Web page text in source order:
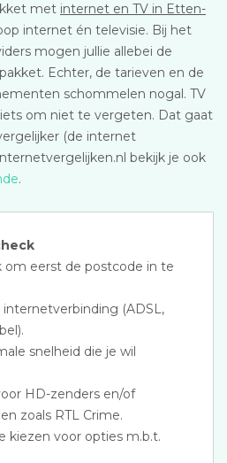
met internet en TV in Etten-
internet én televisie. Bij het
mogen jullie allebei de
Echter, de tarieven en de
schommelen nogal. TV
om niet te vergeten. Dat gaat
(de internet
bekijk je ook
.
om eerst de postcode in te
(ADSL,
snelheid die je wil
HD-zenders en/of
zoals RTL Crime.
kiezen voor opties m.b.t.